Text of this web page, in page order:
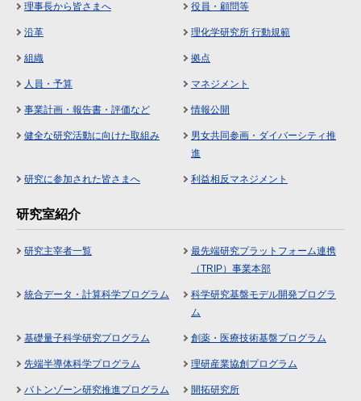
理事長から皆さまへ 役員・顧問等
沿革 理化学研究所 行動規範
組織 拠点
人員・予算 マネジメント
事業計画・報告書・評価など 情報公開
健全な研究活動に向けた取組み
男女共同参画・ダイバーシティ推
進
研究に参加された皆さまへ 利益相反マネジメント
研究室紹介
研究主宰者一覧
最先端研究プラットフォーム連携
（TRIP）事業本部
統合データ・計算科学プログラム
科学研究基盤モデル開発プログラ
ム
基礎量子科学研究プログラム 創薬・医療技術基盤プログラム
先端半導体科学プログラム 理研産業協創プログラム
バトンゾーン研究推進プログラム 開拓研究所